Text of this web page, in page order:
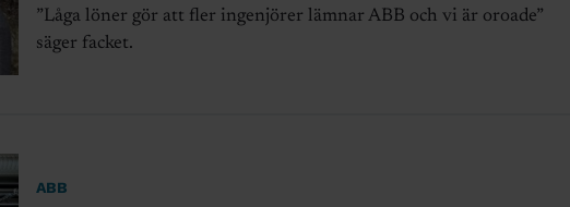
”Låga löner gör att fler ingenjörer lämnar ABB och vi är oroade”
säger facket.
ABB